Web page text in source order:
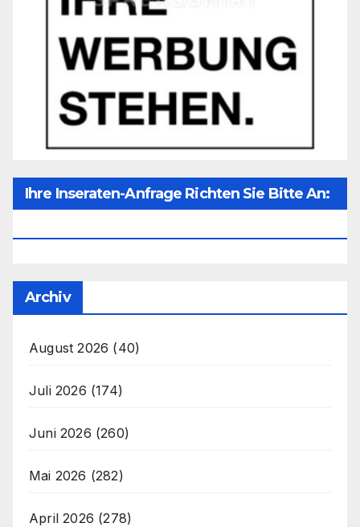
Ihre Inseraten-Anfrage Richten Sie Bitte An:
Archiv
August 2026 (40)
Juli 2026 (174)
Juni 2026 (260)
Mai 2026 (282)
April 2026 (278)